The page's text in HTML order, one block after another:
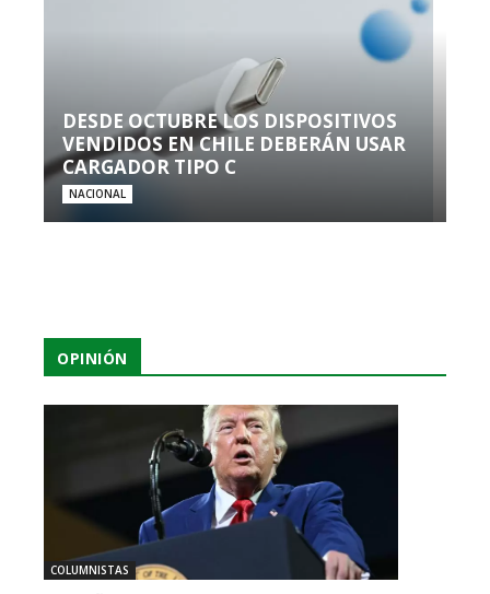
DESDE OCTUBRE LOS DISPOSITIVOS
VENDIDOS EN CHILE DEBERÁN USAR
CARGADOR TIPO C
NACIONAL
OPINIÓN
COLUMNISTAS